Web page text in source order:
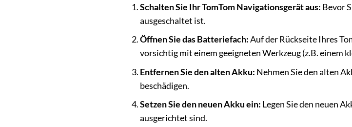
Schalten Sie Ihr TomTom Navigationsgerät aus: Bevor
ausgeschaltet ist.
Öffnen Sie das Batteriefach:Auf der Rückseite Ihres
vorsichtig mit einem geeigneten Werkzeug (z.B. einem
Entfernen Sie den alten Akku: Nehmen Sie den alten
beschädigen.
Setzen Sie den neuen Akku ein: Legen Sie den neuen
ausgerichtet sind.